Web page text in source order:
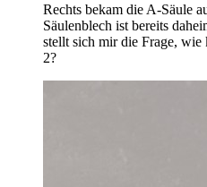
Rechts bekam die A-Säule
Säulenblech ist bereits
stellt sich mir die Frage,
2?